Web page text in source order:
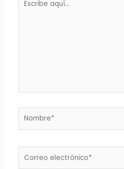
aquí...
electrónico*